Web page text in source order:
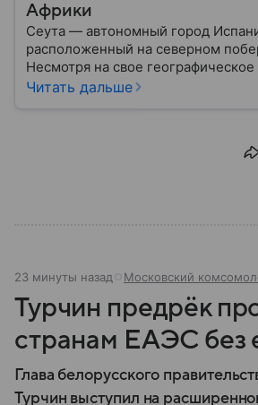
Африки
Сеута — автономный город
расположенный на северном
Несмотря на свое
остается частью Испании и
анклавов на африканском
Читать дальше
23 минуты назад Московский
Турчин предрёк
странам ЕАЭС без
Глава белорусского
Турчин выступил на